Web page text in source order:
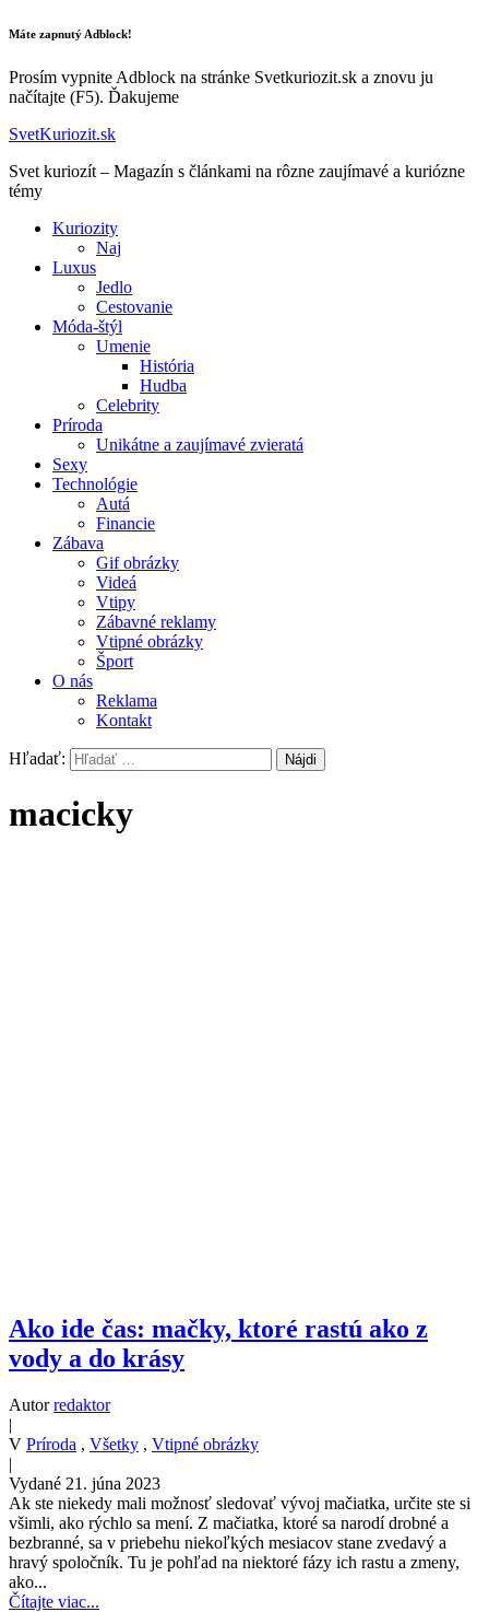
Máte zapnutý Adblock!
Prosím vypnite Adblock na stránke Svetkuriozit.sk a znovu ju
načítajte (F5). Ďakujeme
SvetKuriozit.sk
Svet kuriozít – Magazín s článkami na rôzne zaujímavé a kuriózne
témy
Kuriozity
Naj
Luxus
Jedlo
Cestovanie
Móda-štýl
Umenie
História
Hudba
Celebrity
Príroda
Unikátne a zaujímavé zvieratá
Sexy
Technológie
Autá
Financie
Zábava
Gif obrázky
Videá
Vtipy
Zábavné reklamy
Vtipné obrázky
Šport
O nás
Reklama
Kontakt
Hľadať:
macicky
Ako ide čas: mačky, ktoré rastú ako z
vody a do krásy
Autorredaktor
|
V Príroda , Všetky , Vtipné obrázky
|
Vydané 21. júna 2023
Ak ste niekedy mali možnosť sledovať vývoj mačiatka, určite ste si
všimli, ako rýchlo sa mení. Z mačiatka, ktoré sa narodí drobné a
bezbranné, sa v priebehu niekoľkých mesiacov stane zvedavý a
hravý spoločník. Tu je pohľad na niektoré fázy ich rastu a zmeny,
ako...
Čítajte viac...